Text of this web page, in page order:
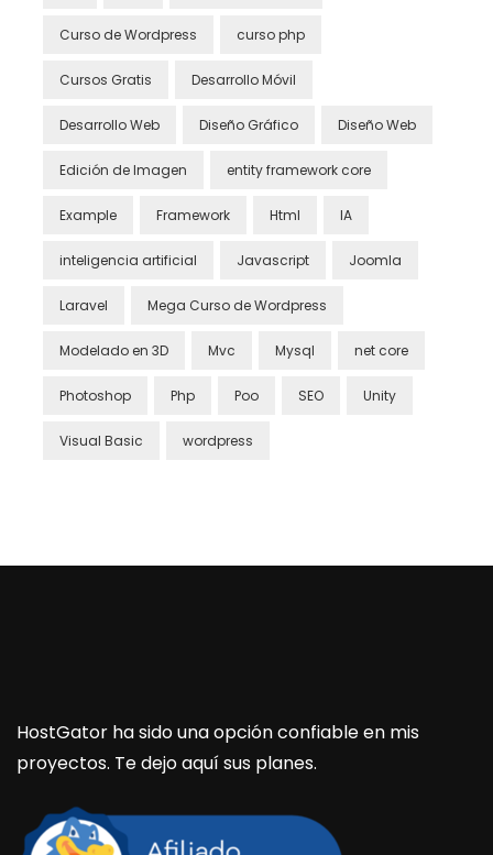
Curso de Wordpress curso php
Cursos Gratis Desarrollo Móvil
Desarrollo Web Diseño Gráfico Diseño Web
Edición de Imagen entity framework core
Example Framework Html IA
inteligencia artificial Javascript Joomla
Laravel Mega Curso de Wordpress
Modelado en 3D Mvc Mysql net core
Photoshop Php Poo SEO Unity
Visual Basic wordpress
HostGator ha sido una opción confiable en mis
proyectos. Te dejo aquí sus planes.